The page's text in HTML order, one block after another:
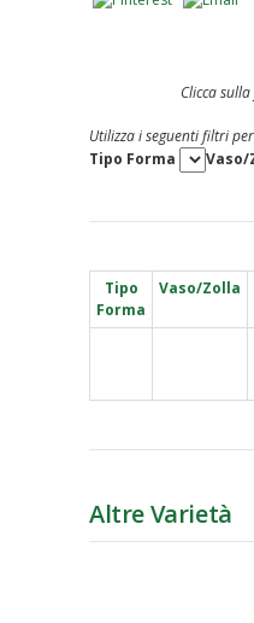
Clicca
Utilizza i seguenti filtri
Tipo Forma
Vaso/
Tipo
Forma
Vaso/Zolla
Altre Varietà